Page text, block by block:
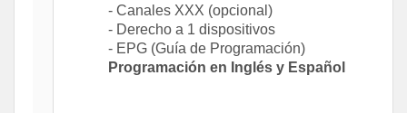
- Canales XXX (opcional)
- Derecho a 1 dispositivos
- EPG (Guía de Programación)
Programación en Inglés y Español